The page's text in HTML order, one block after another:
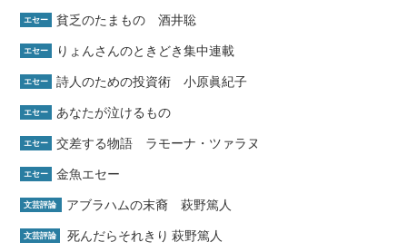
エセー 貧乏のたまもの 酒井聡
エセー りょんさんのときどき集中連載
エセー 詩人のための投資術 小原眞紀子
エセー あなたが泣けるもの
エセー 交差する物語 ラモーナ・ツァラヌ
エセー 金魚エセー
文芸評論 アブラハムの末裔 萩野篤人
文芸評論 死んだらそれきり 萩野篤人